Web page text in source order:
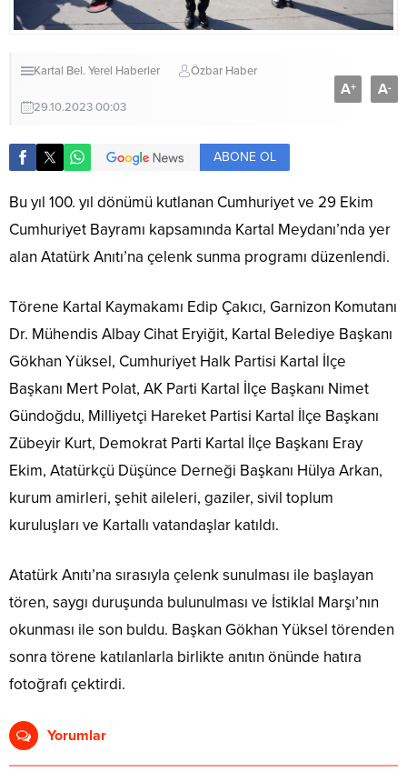
Kartal Bel. Yerel Haberler Özbar Haber
29.10.2023 00:03
A+ A-
ABONE OL
Bu yıl 100. yıl dönümü kutlanan Cumhuriyet ve 29 Ekim
Cumhuriyet Bayramı kapsamında Kartal Meydanı’nda yer
alan Atatürk Anıtı’na çelenk sunma programı düzenlendi.
Törene Kartal Kaymakamı Edip Çakıcı, Garnizon Komutanı
Dr. Mühendis Albay Cihat Eryiğit, Kartal Belediye Başkanı
Gökhan Yüksel, Cumhuriyet Halk Partisi Kartal İlçe
Başkanı Mert Polat, AK Parti Kartal İlçe Başkanı Nimet
Gündoğdu, Milliyetçi Hareket Partisi Kartal İlçe Başkanı
Zübeyir Kurt, Demokrat Parti Kartal İlçe Başkanı Eray
Ekim, Atatürkçü Düşünce Derneği Başkanı Hülya Arkan,
kurum amirleri, şehit aileleri, gaziler, sivil toplum
kuruluşları ve Kartallı vatandaşlar katıldı.
Atatürk Anıtı’na sırasıyla çelenk sunulması ile başlayan
tören, saygı duruşunda bulunulması ve İstiklal Marşı’nın
okunması ile son buldu. Başkan Gökhan Yüksel törenden
sonra törene katılanlarla birlikte anıtın önünde hatıra
fotoğrafı çektirdi.
Yorumlar